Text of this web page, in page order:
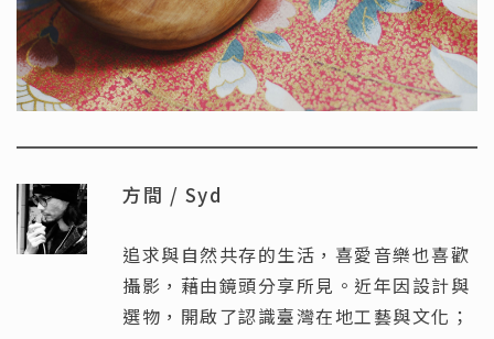
方間 / Syd
追求與自然共存的生活，喜愛音樂也喜歡
攝影，藉由鏡頭分享所見。近年因設計與
選物，開啟了認識臺灣在地工藝與文化；